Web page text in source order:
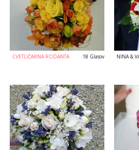
CVETLIČARNA RODANTA 18 Glasov NINA &